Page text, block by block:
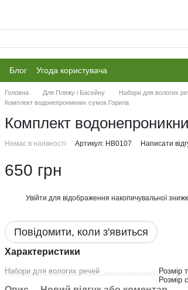
Блог Угода користувача
Головна Для Пляжу і Басейну Набори для вологих
Комплект водонепроникних сумок Горила
Комплект
Немає в наявності Артикул: НВ0107 Написати
650 грн
Увійти для відображення накопичувальної
Повідомити, коли з'явиться
Характеристики
Набори для вологих речей
Розмір
Розмір